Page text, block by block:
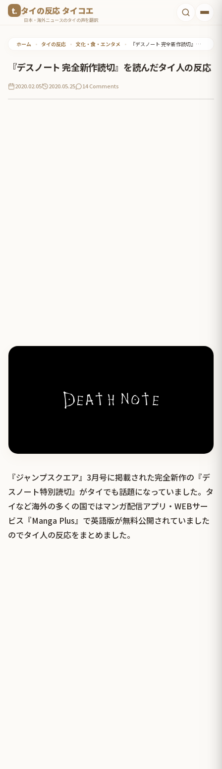
タイの反応 タイコエ
日本・海外ニュースのタイの声を翻訳
ホーム • タイの反応 • 文化・食・エンタメ • 『デスノート 完全新作読切』を読んだタイ人の反応
『デスノート 完全新作読切』を読んだタイ人の反応
2020.02.05 2020.05.25 14 Comments
『ジャンプスクエア』3月号に掲載された完全新作の『デ
スノート特別読切』がタイでも話題になっていました。タ
イなど海外の多くの国ではマンガ配信アプリ・WEBサー
ビス『Manga Plus』で英語版が無料公開されていました
のでタイ人の反応をまとめました。